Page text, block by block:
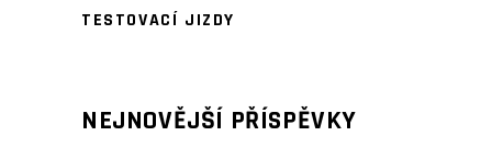
TESTOVACÍ JIZDY
NEJNOVĚJŠÍ PŘÍSPĚVKY